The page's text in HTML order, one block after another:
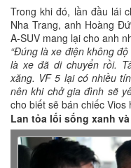
Trong khi đó, lần đầu lái
Nha Trang, anh Hoàng
A-SUV mang lại cho anh
“Đúng là xe điện không
là xe đã di chuyển rồi.
xăng. VF 5 lại có nhiều
nên khi chở gia đình sẽ
cho biết sẽ bán chiếc
Lan tỏa lối sống xanh